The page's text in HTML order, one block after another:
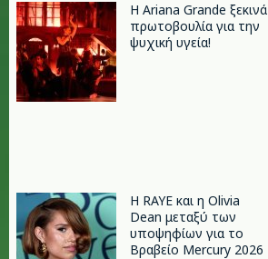
Η Ariana Grande ξεκινά
πρωτοβουλία για την
ψυχική υγεία!
Η RAYE και η Olivia
Dean μεταξύ των
υποψηφίων για το
Βραβείο Mercury 2026